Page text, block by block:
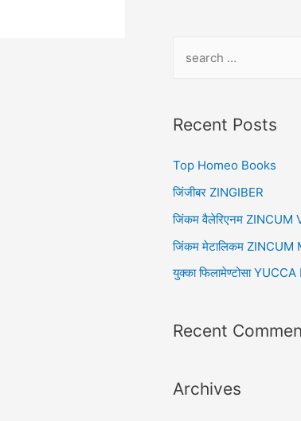
r
h
f
o
r
Recent Posts
Top Homeo Books
जिंजीबर ZINGIBER
जिंकम वैलेरिएनम ZINCUM
जिंकम मेटालिकम ZINCUM
युक्का फिलामेण्टोसा
Recent
Archives